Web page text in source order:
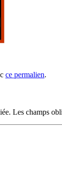
ce permalien.
Les champs